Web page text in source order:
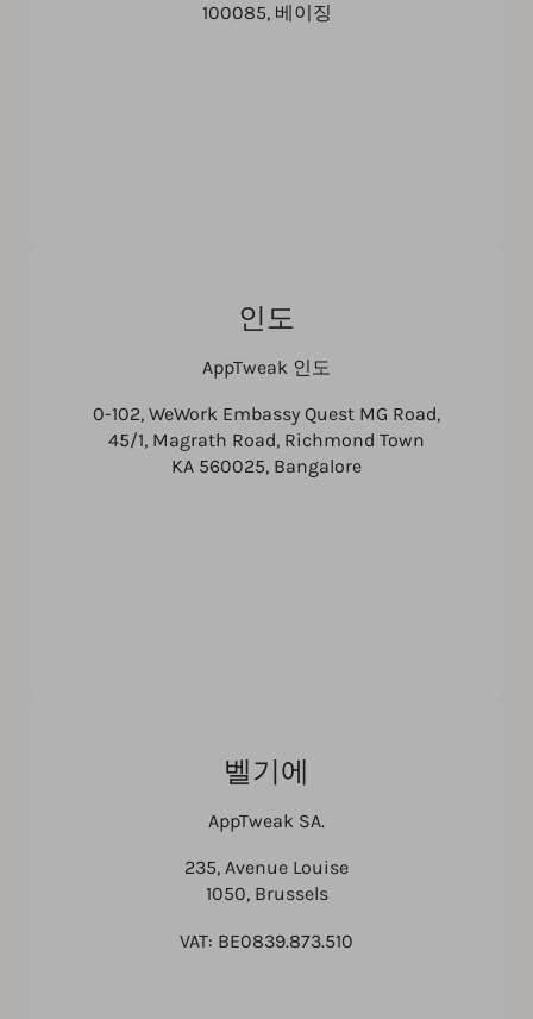
100085, 베이징
인도
AppTweak 인도
0-102, WeWork Embassy Quest MG Road,
45/1, Magrath Road, Richmond Town
KA 560025, Bangalore
벨기에
AppTweak SA.
235, Avenue Louise
1050, Brussels
VAT: BE0839.873.510